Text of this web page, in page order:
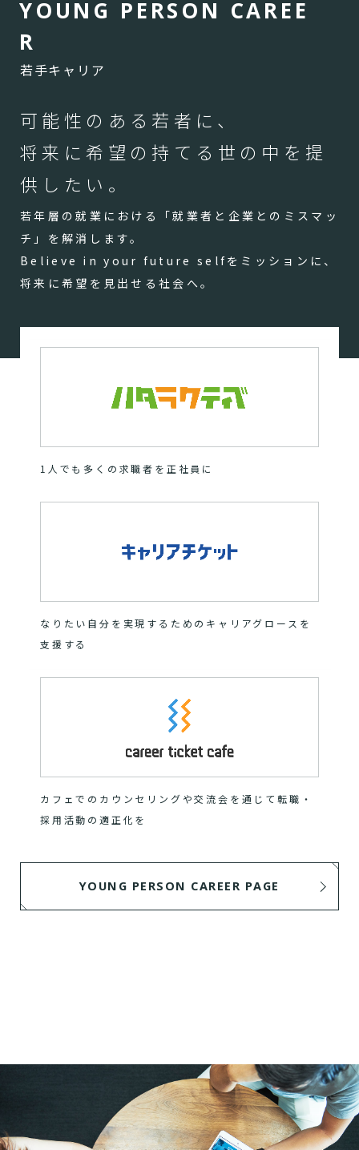
YOUN G PERSON CAREE
R
若手キャリア
可能性のある若者に、
将来に希望の持てる世の中を提
供したい。
若年層の就業における「就業者と企業とのミスマッ
チ」を解消します。
Believe in your future selfをミッションに、
将来に希望を見出せる社会へ。
1人でも多くの求職者を正社員に
なりたい自分を実現するためのキャリアグロースを
支援する
カフェでのカウンセリングや交流会を通じて転職・
採用活動の適正化を
YOUNG PERSON CAREER PAGE